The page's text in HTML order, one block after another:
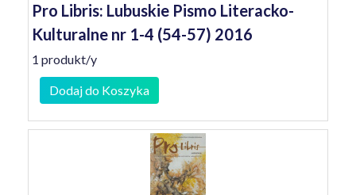
Pro Libris: Lubuskie Pismo Literacko-
Kulturalne nr 1-4 (54-57) 2016
1 produkt/y
Dodaj do Koszyka